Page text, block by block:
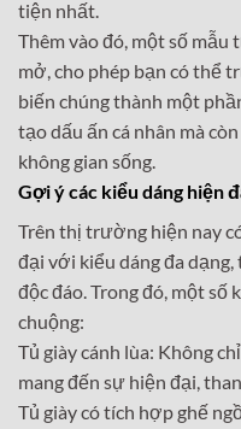
tiện nhất.
Thêm vào đó, một số
mở, cho phép bạn có thể
biến chúng thành một
tạo dấu ấn cá nhân mà
không gian sống.
Gợi ý các kiểu dáng hiện
Trên thị trường hiện nay
đại với kiểu dáng đa
độc đáo. Trong đó, một
chuộng:
Tủ giày cánh lùa: Không
mang đến sự hiện đại,
Tủ giày có tích hợp ghế